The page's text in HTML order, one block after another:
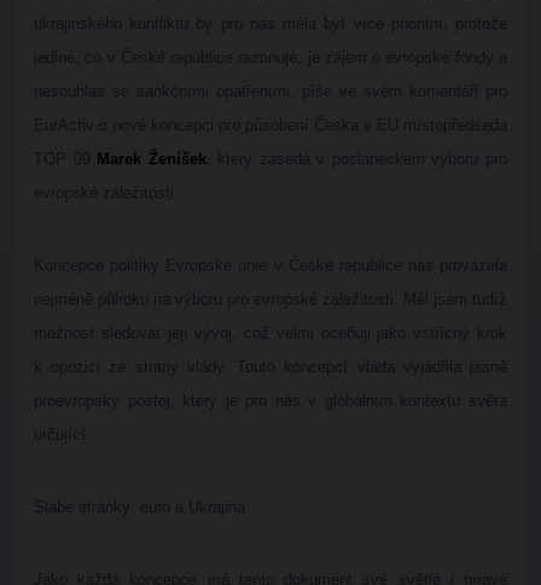
ukrajinského konfliktu by pro nás měla být více prioritní, protože
jediné, co v České republice rezonuje, je zájem o evropské fondy a
nesouhlas se sankčními opatřeními, píše ve svém komentáři pro
EurActiv o nové koncepci pro působení Česka v EU místopředseda
TOP 09
Marek Ženíšek,
který zasedá v poslaneckém výboru pro
evropské záležitosti.
Koncepce politiky Evropské unie v České republice nás provázela
nejméně půlroku na výboru pro evropské záležitosti. Měl jsem tudíž
možnost sledovat její vývoj, což velmi oceňuji jako vstřícný krok
k opozici ze strany vlády. Touto koncepcí vláda vyjádřila jasně
proevropský postoj, který je pro nás v globálním kontextu světa
určující.
Slabé stránky: euro a Ukrajina
Jako každá koncepce má tento dokument své světlé i tmavé